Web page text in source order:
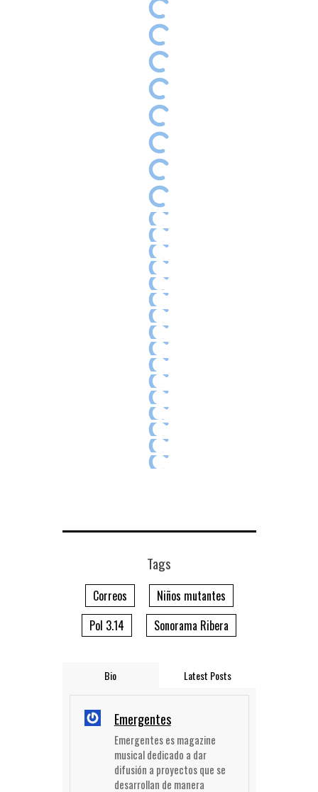
Tags
Correos
Niños mutantes
Pol 3.14
Sonorama Ribera
Bio Latest Posts
Emergentes
Emergentes es magazine
musical dedicado a dar
difusión a proyectos que se
desarrollan de manera